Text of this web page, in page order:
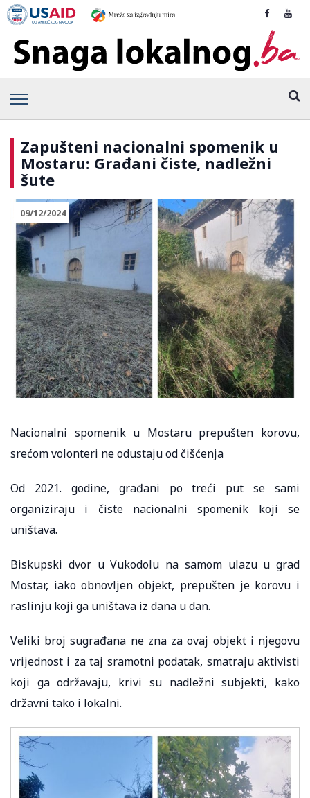
Zapušteni nacionalni spomenik u
Mostaru: Građani čiste, nadležni
šute
09/12/2024
Nacionalni spomenik u Mostaru prepušten korovu,
srećom volonteri ne odustaju od čišćenja
Od 2021. godine, građani po treći put se sami
organiziraju i čiste nacionalni spomenik koji se
uništava.
Biskupski dvor u Vukodolu na samom ulazu u grad
Mostar, iako obnovljen objekt, prepušten je korovu i
raslinju koji ga uništava iz dana u dan.
Veliki broj sugrađana ne zna za ovaj objekt i njegovu
vrijednost i za taj sramotni podatak, smatraju aktivisti
koji ga održavaju, krivi su nadležni subjekti, kako
državni tako i lokalni.